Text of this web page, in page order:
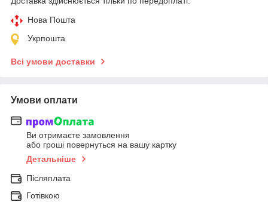
Нова Пошта
Укрпошта
Всі умови доставки
Умови оплати
Ви отримаєте замовлення
або гроші повернуться на вашу картку
Детальніше
Післяплата
Готівкою